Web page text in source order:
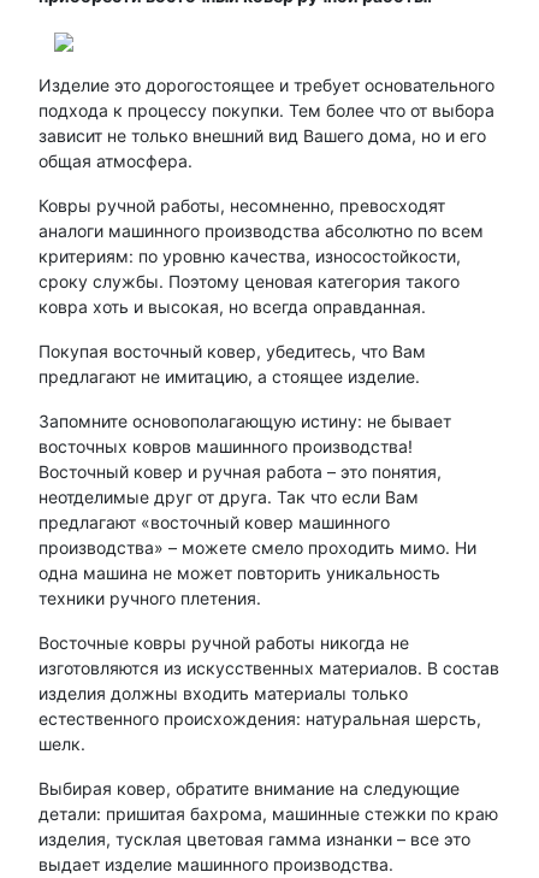
Изделие это дорогостоящее и требует основательного
подхода к процессу покупки. Тем более что от выбора
зависит не только внешний вид Вашего дома, но и его
общая атмосфера.
Ковры ручной работы, несомненно, превосходят
аналоги машинного производства абсолютно по всем
критериям: по уровню качества, износостойкости,
сроку службы. Поэтому ценовая категория такого
ковра хоть и высокая, но всегда оправданная.
Покупая восточный ковер, убедитесь, что Вам
предлагают не имитацию, а стоящее изделие.
Запомните основополагающую истину: не бывает
восточных ковров машинного производства!
Восточный ковер и ручная работа – это понятия,
неотделимые друг от друга. Так что если Вам
предлагают «восточный ковер машинного
производства» – можете смело проходить мимо. Ни
одна машина не может повторить уникальность
техники ручного плетения.
Восточные ковры ручной работы никогда не
изготовляются из искусственных материалов. В состав
изделия должны входить материалы только
естественного происхождения: натуральная шерсть,
шелк.
Выбирая ковер, обратите внимание на следующие
детали: пришитая бахрома, машинные стежки по краю
изделия, тусклая цветовая гамма изнанки – все это
выдает изделие машинного производства.